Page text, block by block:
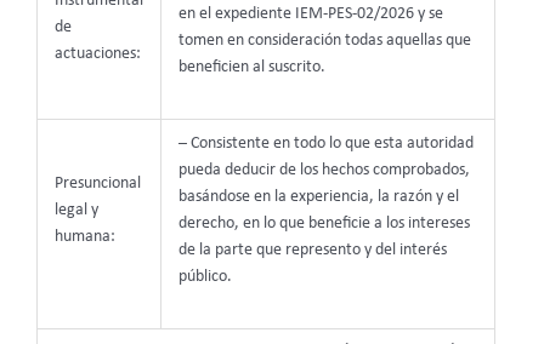
de
actuaciones:
en el expediente IEM-PES-02/2026 y se
tomen en consideración todas aquellas que
beneficien al suscrito.
Presuncional
legal y
humana:
– Consistente en todo lo que esta autoridad
pueda deducir de los hechos comprobados,
basándose en la experiencia, la razón y el
derecho, en lo que beneficie a los intereses
de la parte que represento y del interés
público.